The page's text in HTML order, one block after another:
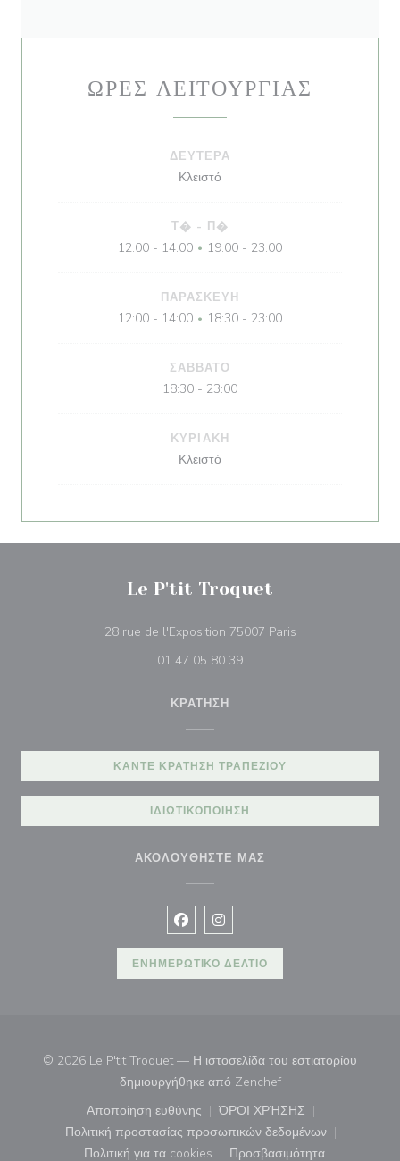
ΏΡΕΣ ΛΕΙΤΟΥΡΓΊΑΣ
ΔΕΥΤΈΡΑ
Κλειστό
Τ� - Π�
12:00 - 14:00 • 19:00 - 23:00
ΠΑΡΑΣΚΕΥΉ
12:00 - 14:00 • 18:30 - 23:00
ΣΆΒΒΑΤΟ
18:30 - 23:00
ΚΥΡΙΑΚΉ
Κλειστό
Le P'tit Troquet
28 rue de l'Exposition 75007 Paris((ανοίγει σε νέο
01 47 05 80 39
ΚΡΆΤΗΣΗ
ΚΆΝΤΕ ΚΡΆΤΗΣΗ ΤΡΑΠΕΖΙΟΎ
ΙΔΙΩΤΙΚΟΠΟΊΗΣΗ
ΑΚΟΛΟΥΘΉΣΤΕ ΜΑΣ
Facebook ((ανοίγει σε νέο
Instagram ((ανοίγει σε νέο
ΕΝΗΜΕΡΩΤΙΚΌ ΔΕΛΤΊΟ
© 2026 Le P'tit Troquet — Η ιστοσελίδα του εστιατορίου
δημιουργήθηκε από Zenchef((ανοίγει σε νέο
Αποποίηση ευθύνης
((ανοίγει σε νέο παράθυρο))
ΌΡΟΙ ΧΡΉΣΗΣ
((ανοίγει σε νέο
Πολιτική προστασίας προσωπικών δεδομένων
((ανοίγει σε νέο παράθυρο))
Πολιτική για τα cookies Προσβασιμότητα